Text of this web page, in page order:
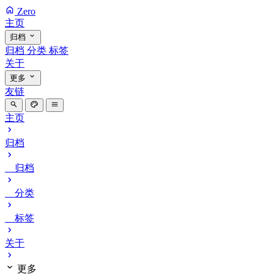
Zero
主页
归档
归档 分类 标签
关于
更多
友链
主页
归档
归档
分类
标签
关于
更多